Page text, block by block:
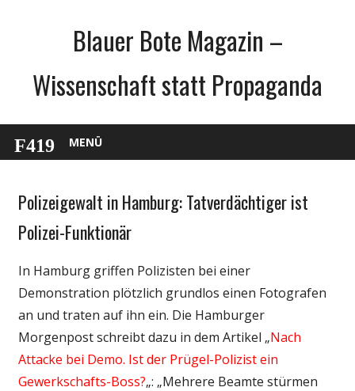
Blauer Bote Magazin –
Wissenschaft statt Propaganda
MENÜ
Gesellschaft
Politik
Webfundstück
Wissenschaft
Polizeigewalt in Hamburg: Tatverdächtiger ist
Polizei-Funktionär
In Hamburg griffen Polizisten bei einer
Demonstration plötzlich grundlos einen Fotografen
an und traten auf ihn ein. Die Hamburger
Morgenpost schreibt dazu in dem Artikel „Nach
Attacke bei Demo. Ist der Prügel-Polizist ein
Gewerkschafts-Boss?„: „Mehrere Beamte stürmen